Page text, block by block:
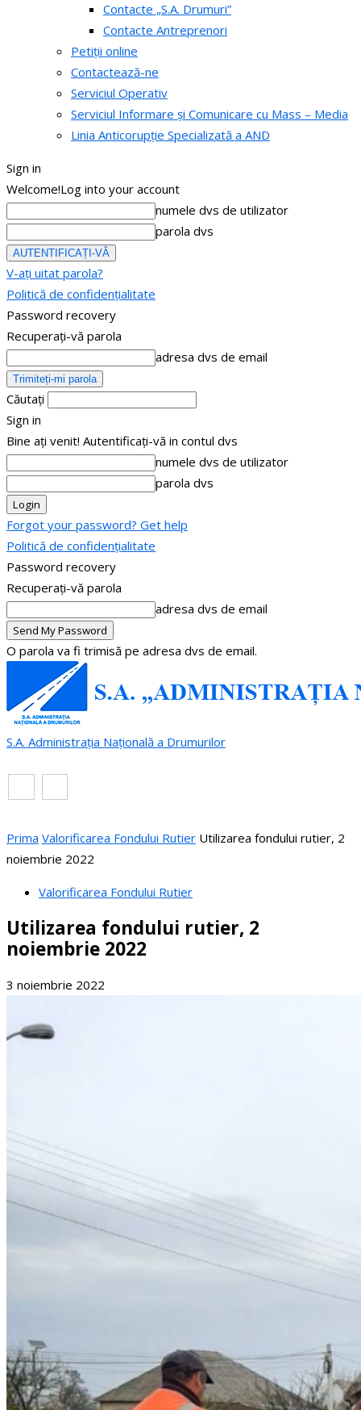
Contacte „S.A. Drumuri”
Contacte Antreprenori
Petiții online
Contactează-ne
Serviciul Operativ
Serviciul Informare și Comunicare cu Mass – Media
Linia Anticorupție Specializată a AND
Sign in
Welcome!Log into your account
numele dvs de utilizator
parola dvs
V-ați uitat parola?
Politică de confidențialitate
Password recovery
Recuperați-vă parola
adresa dvs de email
Căutați
Sign in
Bine ați venit! Autentificați-vă in contul dvs
numele dvs de utilizator
parola dvs
Forgot your password? Get help
Politică de confidențialitate
Password recovery
Recuperați-vă parola
adresa dvs de email
O parola va fi trimisă pe adresa dvs de email.
S.A. Administrația Națională a Drumurilor
Prima Valorificarea Fondului Rutier Utilizarea fondului rutier, 2
noiembrie 2022
Valorificarea Fondului Rutier
Utilizarea fondului rutier, 2
noiembrie 2022
3 noiembrie 2022